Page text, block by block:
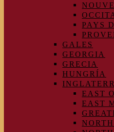
PAYS
GALES
GEORGIA
GRECIA
HUNGRÍA
EAST
EAST